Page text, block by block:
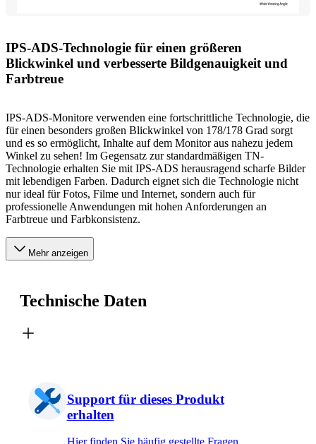
IPS-ADS-Technologie für einen größeren
Blickwinkel und verbesserte Bildgenauigkeit und
Farbtreue
IPS-ADS-Monitore verwenden eine fortschrittliche Technologie, die
für einen besonders großen Blickwinkel von 178/178 Grad sorgt
und es so ermöglicht, Inhalte auf dem Monitor aus nahezu jedem
Winkel zu sehen! Im Gegensatz zur standardmäßigen TN-
Technologie erhalten Sie mit IPS-ADS herausragend scharfe Bilder
mit lebendigen Farben. Dadurch eignet sich die Technologie nicht
nur ideal für Fotos, Filme und Internet, sondern auch für
professionelle Anwendungen mit hohen Anforderungen an
Farbtreue und Farbkonsistenz.
Mehr anzeigen
Technische Daten
Support für dieses Produkt
erhalten